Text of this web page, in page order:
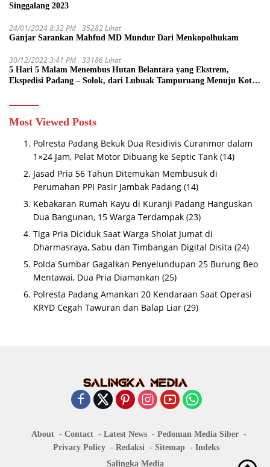
Singgalang 2023
24/01/2024 8:32 PM 35282 Lihat
Ganjar Sarankan Mahfud MD Mundur Dari Menkopolhukam
30/12/2022 3:41 PM 33186 Lihat
5 Hari 5 Malam Menembus Hutan Belantara yang Ekstrem,
Ekspedisi Padang – Solok, dari Lubuak Tampuruang Menuju Koto
Most Viewed Posts
Polresta Padang Bekuk Dua Residivis Curanmor dalam
1×24 Jam, Pelat Motor Dibuang ke Septic Tank (14)
Jasad Pria 56 Tahun Ditemukan Membusuk di
Perumahan PPI Pasir Jambak Padang (14)
Kebakaran Rumah Kayu di Kuranji Padang Hanguskan
Dua Bangunan, 15 Warga Terdampak (23)
Tiga Pria Diciduk Saat Warga Sholat Jumat di
Dharmasraya, Sabu dan Timbangan Digital Disita (24)
Polda Sumbar Gagalkan Penyelundupan 25 Burung Beo
Mentawai, Dua Pria Diamankan (25)
Polresta Padang Amankan 20 Kendaraan Saat Operasi
KRYD Cegah Tawuran dan Balap Liar (29)
About Contact Latest News
Pedoman Media Siber
Privacy Policy
Redaksi Sitemap
Indeks
Salingka Media